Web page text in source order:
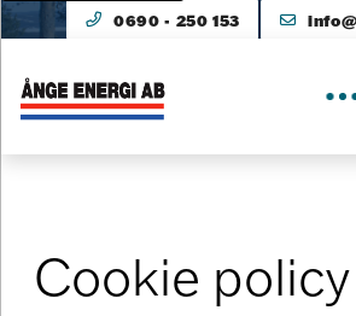
0690 - 250 153
Cookie policy